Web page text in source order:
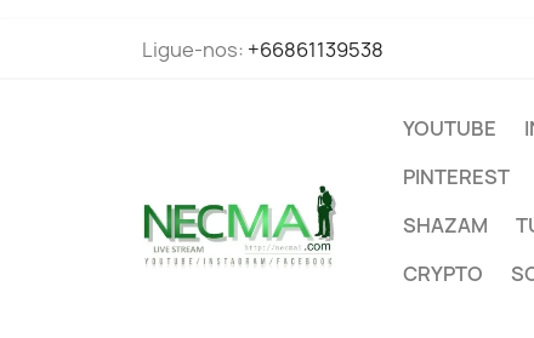
Ligue-nos: +66861139538
YOUTUBE
PINTEREST
SHAZAM
CRYPTO